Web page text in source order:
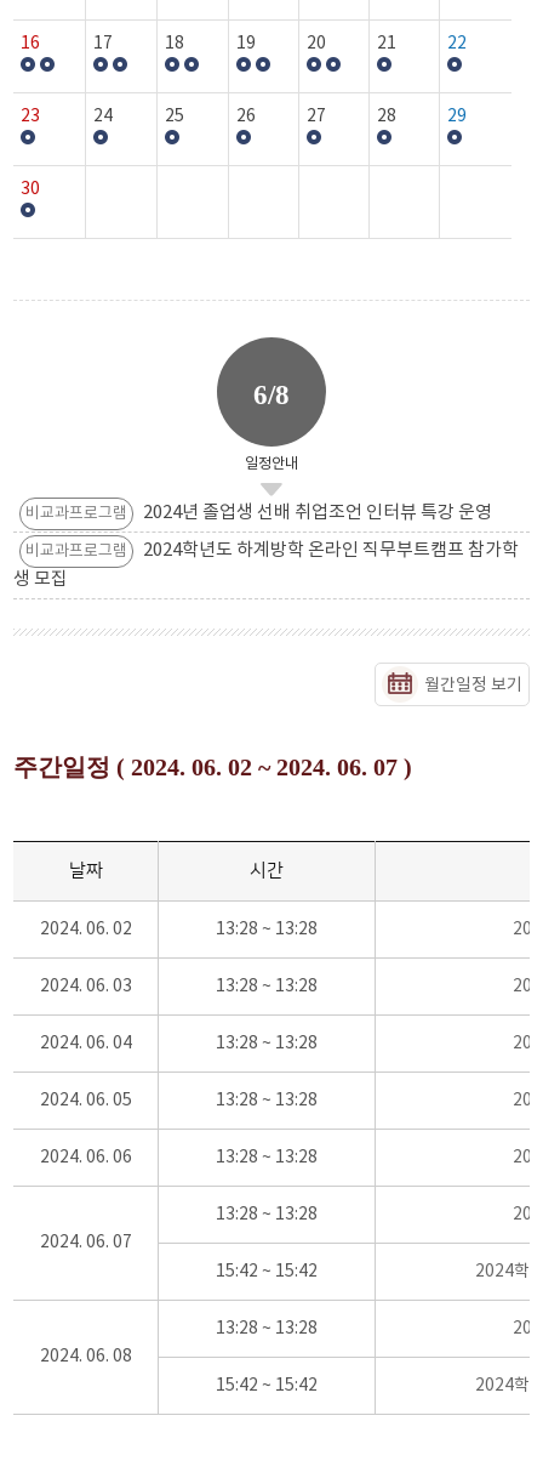
16 17 18 19 20 21 22
23 24 25 26 27 28 29
30
6/8
일정안내
비교과프로그램 2024년 졸업생 선배 취업조언 인터뷰 특강 운영
비교과프로그램
2024학년도 하계방학 온라인 직무부트캠프 참가학
생 모집
월간일정 보기
주간일정 ( 2024. 06. 02 ~ 2024. 06. 07 )
날짜 시간
2024. 06. 02 13:28 ~ 13:28
2024. 06. 03 13:28 ~ 13:28
2024. 06. 04 13:28 ~ 13:28
2024. 06. 05 13:28 ~ 13:28
2024. 06. 06 13:28 ~ 13:28
2024. 06. 07
13:28 ~ 13:28
15:42 ~ 15:42 2024학
2024. 06. 08
13:28 ~ 13:28
15:42 ~ 15:42 2024학